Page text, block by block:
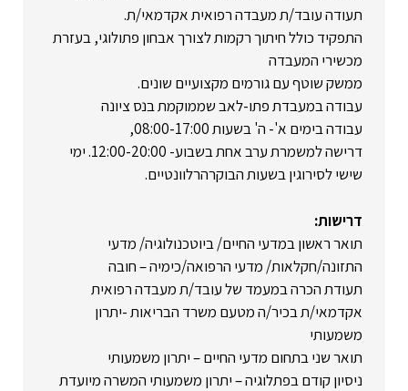
תעודה עובד/ת מעבדה רפואית אקדמאי/ת.
התפקיד כולל חיתוך רקמות לצורך אבחון פתולוגי, בעזרת
מכשירי המעבדה
ממשק שוטף עם גורמים מקצועיים שונים.
עבודה במעבדת פתו-לאב שממוקמת בנס ציונה
עבודה בימים א'- ה' בשעות 08:00-17:00,
דרישה למשמרת ערב אחת בשבוע- 12:00-20:00. ימי
שישי לסירוגין בשעות הבוקרהרלוונטיים.
דרישות:
תואר ראשון במדעי החיים/ ביוטכנולוגיה/ מדעי
התזונה/חקלאות/ מדעי הרפואה/כימיה – חובה
תעודת הכרה במעמד של עובד/ת מעבדה רפואית
אקדמאי/ת בכיר/ה מטעם משרד הבריאות -יתרון
משמעותי
תואר שני בתחום מדעי החיים – יתרון משמעותי
ניסיון קודם בפתלוגיה – יתרון משמעותי המשרה מיועדת